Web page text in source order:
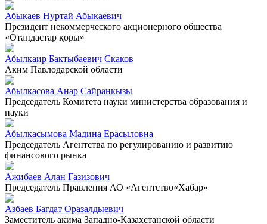
Абыкаев Нуртай Абыкаевич
Президент некоммерческого акционерного общества
«Отандастар қоры»
Абылкаир Бактыбаевич Скаков
Аким Павлодарской области
Абылкасова Анар Сайранкызы
Председатель Комитета науки министерства образования и
науки
Абылкасымова Мадина Ерасыловна
Председатель Агентства по регулированию и развитию
финансового рынка
Ажибаев Алан Газизович
Председатель Правления АО «Агентство«Хабар»
Азбаев Багдат Оразалдыевич
Заместитель акима Западно-Казахстанской области